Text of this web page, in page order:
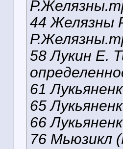
44 Желязны
58 Лукин Е.
61
65
66
76 Мьюзикл